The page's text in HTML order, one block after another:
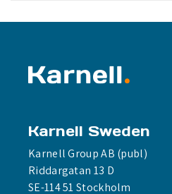
Karnell Sweden
Karnell Group AB (publ)
Riddargatan 13 D
SE-114 51 Stockholm